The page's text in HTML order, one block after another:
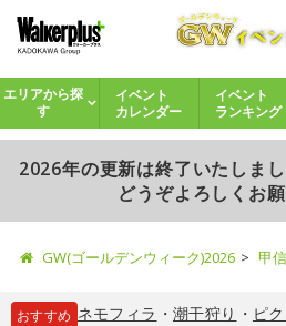
エリアから探
す
イベント
カレンダー
イベント
ランキング
2026年の更新は終了いたしま
どうぞよろしくお願
GW(ゴールデンウィーク)2026 甲
おすすめ ネモフィラ ・ 潮干狩り ・ ピ